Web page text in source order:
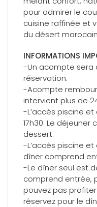
pour admirer le
cuisine raffinée et
du désert
INFORMATIONS
-Un acompte sera
réservation.
-Acompte
intervient plus de
-L’accès piscine et
17h30. Le
dessert.
-L’accès piscine et
dîner comprend
-Le dîner seul est
comprend entrée,
pouvez pas
réservez pour le